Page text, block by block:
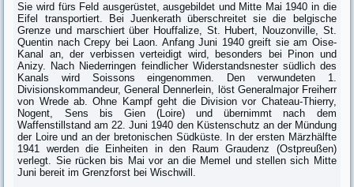
Sie wird fürs Feld ausgerüstet, ausgebildet und Mitte Mai 1940 in die
Eifel transportiert. Bei Juenkerath überschreitet sie die belgische
Grenze und marschiert über Houffalize, St. Hubert, Nouzonville, St.
Quentin nach Crepy bei Laon. Anfang Juni 1940 greift sie am Oise-
Kanal an, der verbissen verteidigt wird, besonders bei Pinon und
Anizy. Nach Niederringen feindlicher Widerstandsnester südlich des
Kanals wird Soissons eingenommen. Den verwundeten 1.
Divisionskommandeur, General Dennerlein, löst Generalmajor Freiherr
von Wrede ab. Ohne Kampf geht die Division vor Chateau-Thierry,
Nogent, Sens bis Gien (Loire) und übernimmt nach dem
Waffenstillstand am 22. Juni 1940 den Küstenschutz an der Mündung
der Loire und an der bretonischen Südküste. In der ersten Märzhälfte
1941 werden die Einheiten in den Raum Graudenz (Ostpreußen)
verlegt. Sie rücken bis Mai vor an die Memel und stellen sich Mitte
Juni bereit im Grenzforst bei Wischwill.